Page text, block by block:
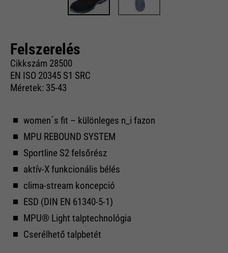
Felszerelés
Cikkszám 28500
EN ISO 20345 S1 SRC
Méretek: 35-43
women´s fit – különleges n_i fazon
MPU REBOUND SYSTEM
Sportline S2 felsőrész
aktív-X funkcionális bélés
clima-stream koncepció
ESD (DIN EN 61340-5-1)
MPU® Light talptechnológia
Cserélhető talpbetét